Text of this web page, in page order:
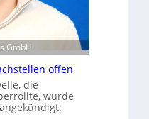
GmbH
offen
die
wurde